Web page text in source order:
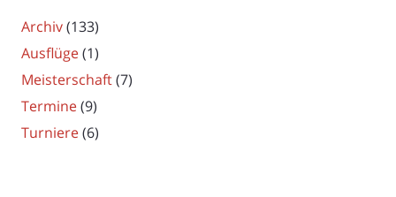
Archiv(133)
Ausflüge(1)
Meisterschaft(7)
Termine(9)
Turniere(6)